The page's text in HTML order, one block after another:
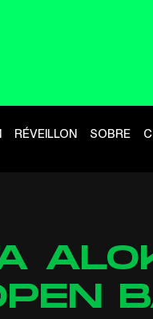
RÉVEILLON SOBRE